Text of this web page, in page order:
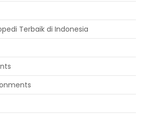
Terbaik di Indonesia